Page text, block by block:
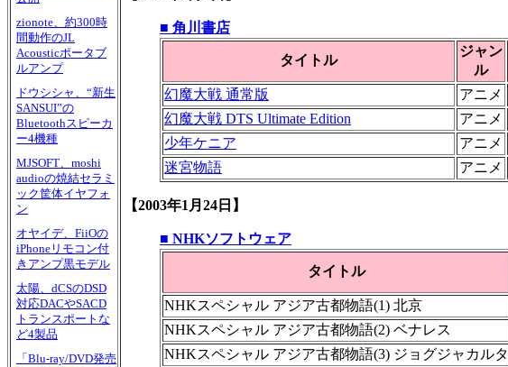
zionote、約300時
間動作のJL
Acousticポータブ
ルアンプ
ドウシシャ、“新生
SANSUI”の
Bluetoothスピーカ
ー4機種
MJSOFT、moshi
audioの焼結セラミ
ック筐体イヤフォ
ン
オヤイデ、FiiOの
iPhoneリモコン付
きアンプ黒モデル
太陽、dCSのDSD
対応DACやSACD
トランスポートな
ど4製品
「Blu-ray/DVD発売
■ 角川書店
タイトル
ジャン
ル
幻魔大戦 通常版 アニメ
幻魔大戦 DTS Ultimate Edition
アニメ
少年ケニア
アニメ
迷宮物語
アニメ
【2003年1月24日】
■ NHKソフトウェア
タイトル
NHKスペシャル アジア古都物語(1) 北京
NHKスペシャル アジア古都物語(2) ベナレス
NHKスペシャル アジア古都物語(3) ジョグジャカルタ